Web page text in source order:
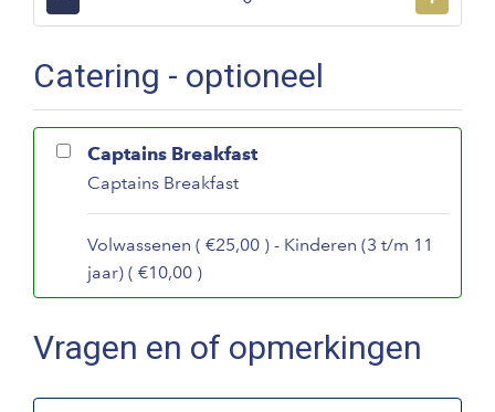
Catering - optioneel
Captains Breakfast
Captains Breakfast
Volwassenen ( €25,00 ) - Kinderen (3 t/m 11
jaar) ( €10,00 )
Vragen en of opmerkingen